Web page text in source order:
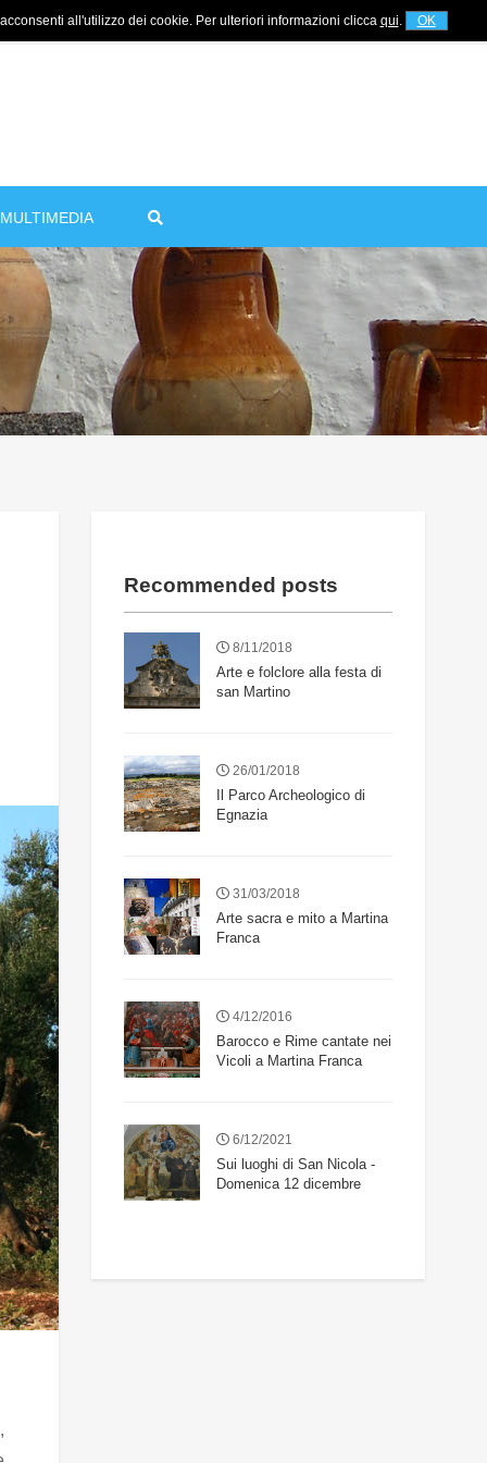
all'utilizzo dei cookie. Per ulteriori informazioni clicca qui. OK
For information+39 320 5753268
MULTIMEDIA
,
Recommended posts
8/11/2018
Arte e folclore alla festa di
san Martino
26/01/2018
Il Parco Archeologico di
Egnazia
31/03/2018
Arte sacra e mito a Martina
Franca
4/12/2016
Barocco e Rime cantate nei
Vicoli a Martina Franca
6/12/2021
Sui luoghi di San Nicola -
Domenica 12 dicembre